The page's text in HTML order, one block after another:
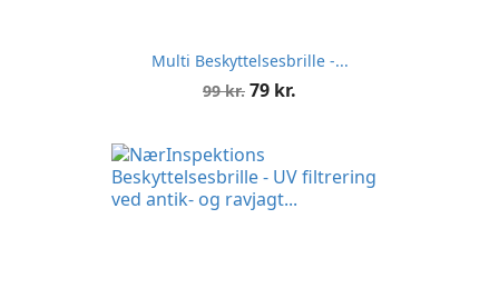
Multi Beskyttelsesbrille -...
Normalpris
99 kr. Pris
79 kr.